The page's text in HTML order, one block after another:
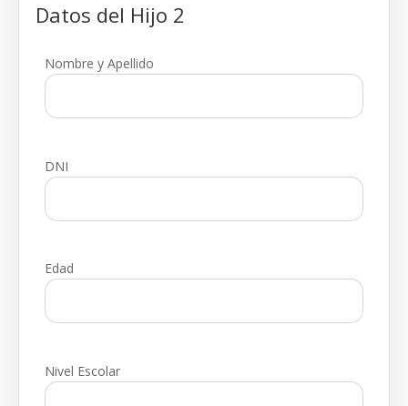
Datos del Hijo 2
Nombre y Apellido
DNI
Edad
Nivel Escolar